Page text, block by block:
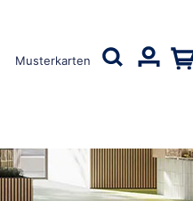
Musterkarten